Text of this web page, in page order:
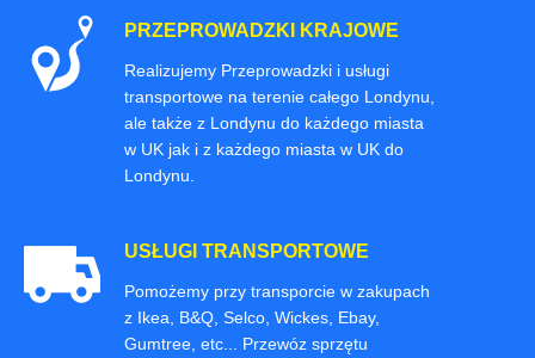
PRZEPROWADZKI KRAJOWE
Realizujemy Przeprowadzki i usługi
transportowe na terenie całego Londynu,
ale także z Londynu do każdego miasta
w UK jak i z każdego miasta w UK do
Londynu.
USŁUGI TRANSPORTOWE
Pomożemy przy transporcie w zakupach
z Ikea, B&Q, Selco, Wickes, Ebay,
Gumtree, etc... Przewóz sprzętu